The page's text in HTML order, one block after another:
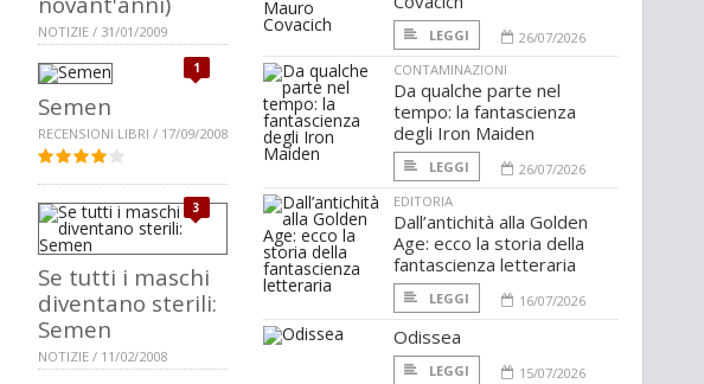
NOTIZIE / 31/01/2009
1
Semen
RECENSIONI LIBRI / 17/09/2008
3
Se tutti i maschi
diventano sterili:
Semen
NOTIZIE / 11/02/2008
LEGGI
26/07/2026
CONTAMINAZIONI
Da qualche parte nel
tempo: la fantascienza
degli Iron Maiden
LEGGI
26/07/2026
EDITORIA
Dall’antichità alla Golden
Age: ecco la storia della
fantascienza letteraria
LEGGI 16/07/2026
Odissea
LEGGI 15/07/2026